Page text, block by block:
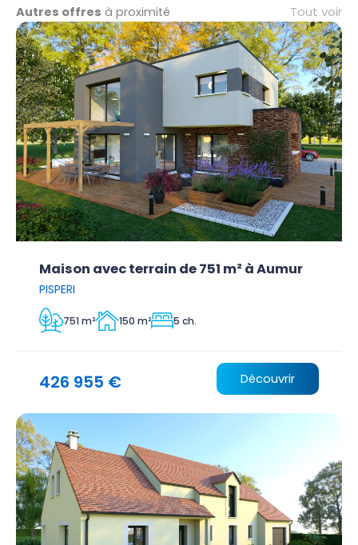
Autres offres à proximité Tout voir
Maison avec terrain de 751 m² à Aumur
PISPERI
751 m² 150 m² 5 ch.
426 955 € Découvrir